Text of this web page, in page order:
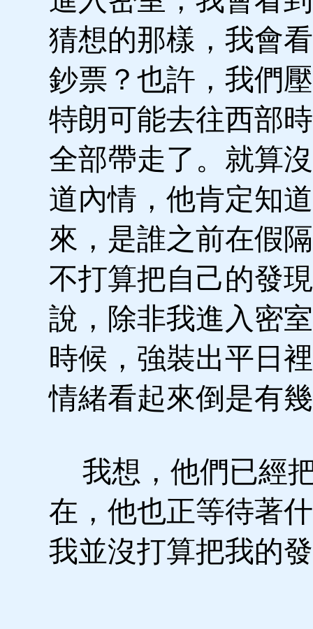
猜想的那樣，我會
鈔票？也許，我們
特朗可能去往西部
全部帶走了。就算
道內情，他肯定知
來，是誰之前在假
不打算把自己的發
說，除非我進入密
時候，強裝出平日
情緒看起來倒是有
我想，他們已經
在，他也正等待著
我並沒打算把我的